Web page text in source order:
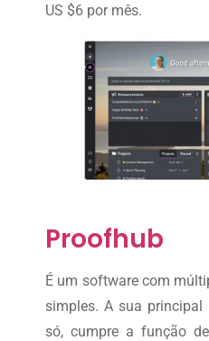
US $6 por mês.
Proofhub
É um software com
simples. A sua
só, cumpre a função